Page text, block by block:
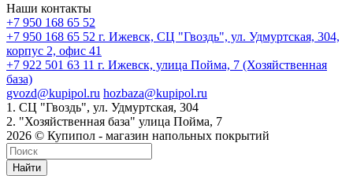
Наши контакты
+7 950 168 65 52
+7 950 168 65 52 г. Ижевск, СЦ "Гвоздь", ул. Удмуртская, 304,
корпус 2, офис 41
+7 922 501 63 11 г. Ижевск, улица Пойма, 7 (Хозяйственная
база)
gvozd@kupipol.ru hozbaza@kupipol.ru
1. СЦ "Гвоздь", ул. Удмуртская, 304
2. "Хозяйственная база" улица Пойма, 7
2026 © Купипол - магазин напольных покрытий
Найти